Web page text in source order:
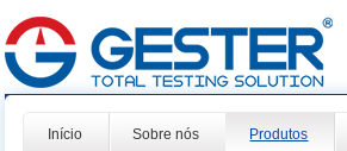
Início Sobre nós Produtos